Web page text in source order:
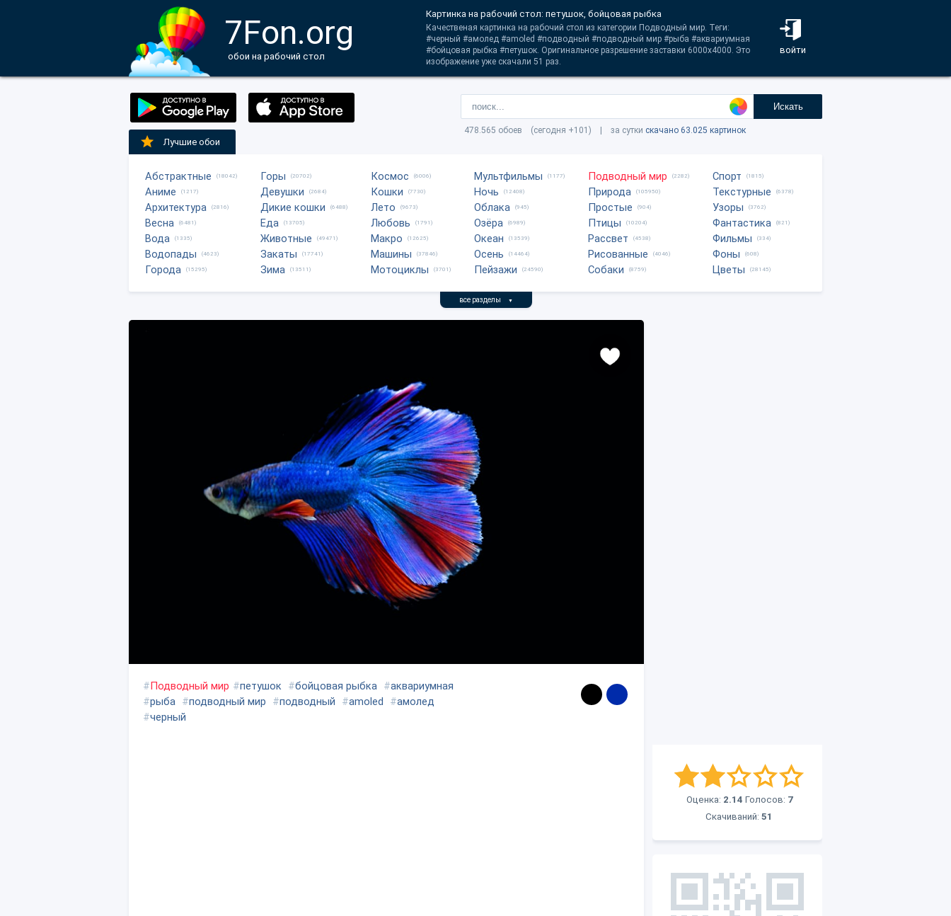
7Fon.org
обои на рабочий стол
войти
Картинка на рабочий стол: петушок, бойцовая рыбка
Качественая картинка на рабочий стол из категории Подводный мир. Теги:
#черный #амолед #amoled #подводный #подводный мир #рыба #аквариумная
#бойцовая рыбка #петушок. Оригинальное разрешение заставки 6000x4000. Это
изображение уже скачали 51 раз.
Искать
478.565 обоев (сегодня +101) | за сутки скачано 63.025 картинок
Лучшие обои
Абстрактные (18042)
Аниме (1217)
Архитектура (2816)
Весна (6481)
Вода (1335)
Водопады (4623)
Города (15295)
Горы (20702)
Девушки (2684)
Дикие кошки (6488)
Еда (13705)
Животные (49471)
Закаты (17741)
Зима (13511)
Космос (6006)
Кошки (7730)
Лето (9673)
Любовь (1791)
Макро (12625)
Машины (37846)
Мотоциклы (3701)
Мультфильмы (1177)
Ночь (12408)
Облака (945)
Озёра (6989)
Океан (13539)
Осень (14464)
Пейзажи (24590)
Подводный мир (2282)
Природа (105950)
Простые (904)
Птицы (10204)
Рассвет (4538)
Рисованные (4046)
Собаки (8759)
Спорт (1815)
Текстурные (6378)
Узоры (3762)
Фантастика (821)
Фильмы (334)
Фоны (608)
Цветы (28145)
все разделы ▼
Оценка: 2.14 Голосов: 7
Скачиваний: 51
#Подводный мир #петушок #бойцовая рыбка #аквариумная
#рыба #подводный мир #подводный #amoled #амолед
#черный